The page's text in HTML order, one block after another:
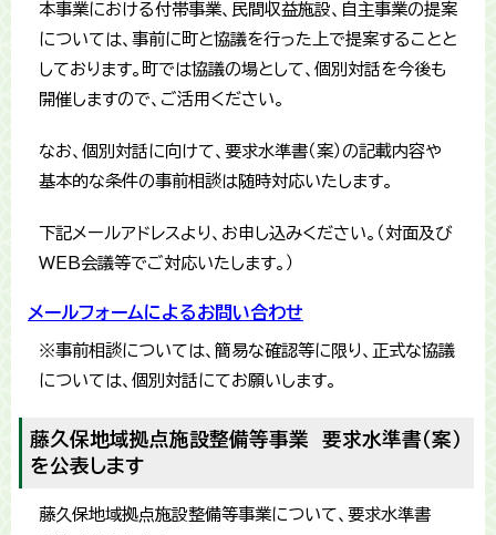
本事業における付帯事業、民間収益施設、自主事業の提案
については、事前に町と協議を行った上で提案することと
しております。町では協議の場として、個別対話を今後も
開催しますので、ご活用ください。
なお、個別対話に向けて、要求水準書（案）の記載内容や
基本的な条件の事前相談は随時対応いたします。
下記メールアドレスより、お申し込みください。（対面及び
WEB会議等でご対応いたします。）
メールフォームによるお問い合わせ
※事前相談については、簡易な確認等に限り、正式な協議
については、個別対話にてお願いします。
藤久保地域拠点施設整備等事業 要求水準書（案）
を公表します
藤久保地域拠点施設整備等事業について、要求水準書